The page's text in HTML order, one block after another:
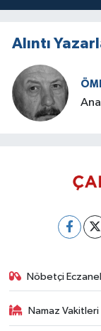
Alıntı
Nöbetçi
Namaz Vakitleri